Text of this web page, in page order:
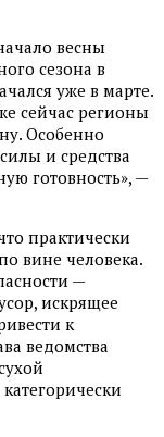
весны
сезона в
уже в марте.
сейчас регионы
Особенно
и средства
готовность», —
практически
вине человека.
—
искрящее
к
ведомства